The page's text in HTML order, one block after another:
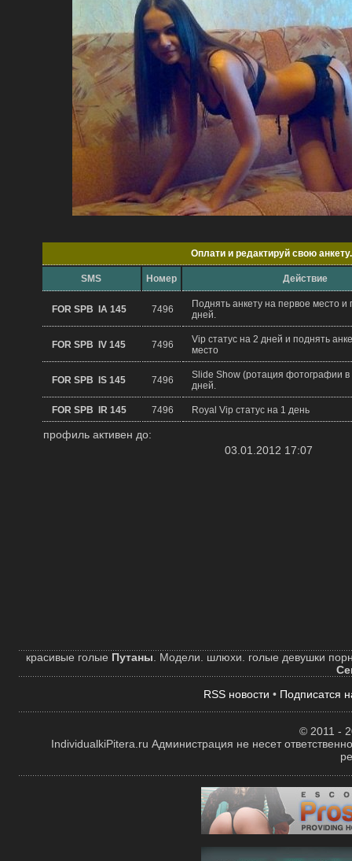
Oплати и редактируй свою анкету.
SMS Hомер Действие
FOR SPB IA 145 7496
Поднять анкету на первое место и
дней.
FOR SPB IV 145 7496
Vip статус на 2 дней и поднять
место
FOR SPB IS 145 7496
Slide Show (ротация фотографии в
дней.
FOR SPB IR 145 7496 Royal Vip статус на 1 день
профиль активен до:
03.01.2012 17:07
красивые голые Путаны . Модели. шлюхи. голые девушки
RSS новости • Подписатся
© 2011 -
IndividualkiPitera.ru Администрация не несет